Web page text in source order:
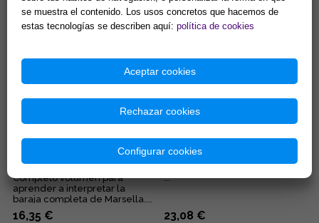
Comprar Comprar
EL TAROT DE MARSELLA, AL
Completo volumen para
aprender a interpretar la
baraja completa de Marsella....
16,35 €
TAROT DE MARSELLA:
SIMBOLOGÍA DINÁMICA Y
CLAVES SECRETAS MÁGICAS
...
23,08 €
se muestra el contenido. Los usos concretos que hacemos de
estas tecnologías se describen aquí: política de cookies
Aceptar cookies
Rechazar cookies
Configurar cookies